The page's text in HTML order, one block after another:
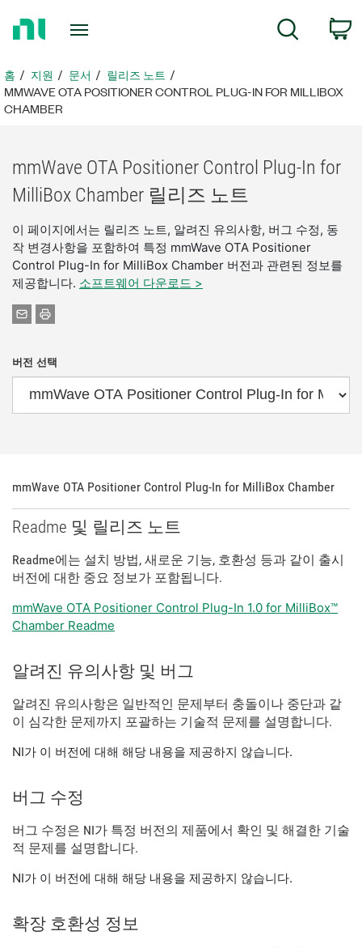
지
로
돌
홈 지원 문서
릴리즈 노트
MMWAVE OTA POSITIONER CONTROL PLUG-IN FOR MILLIBOX
CHAMBER
mmWave OTA Positioner Control Plug-In for
MilliBox Chamber 릴리즈 노트
이 페이지에서는 릴리즈 노트, 알려진 유의사항, 버그 수정, 동
작 변경사항을 포함하여 특정 mmWave OTA Positioner
Control Plug-In for MilliBox Chamber 버전과 관련된 정보를
제공합니다. 소프트웨어 다운로드 >
버전 선택
mmWave OTA Positioner Control Plug-In for MilliBox Chamber
Readme 및 릴리즈 노트
Readme에는 설치 방법, 새로운 기능, 호환성 등과 같이 출시
버전에 대한 중요 정보가 포함됩니다.
mmWave OTA Positioner Control Plug-In 1.0 for MilliBox™
Chamber Readme
알려진 유의사항 및 버그
알려진 유의사항은 일반적인 문제부터 충돌이나 중단과 같
이 심각한 문제까지 포괄하는 기술적 문제를 설명합니다.
NI가 이 버전에 대해 해당 내용을 제공하지 않습니다.
버그 수정
버그 수정은 NI가 특정 버전의 제품에서 확인 및 해결한 기술
적 문제를 설명합니다.
NI가 이 버전에 대해 해당 내용을 제공하지 않습니다.
확장 호환성 정보